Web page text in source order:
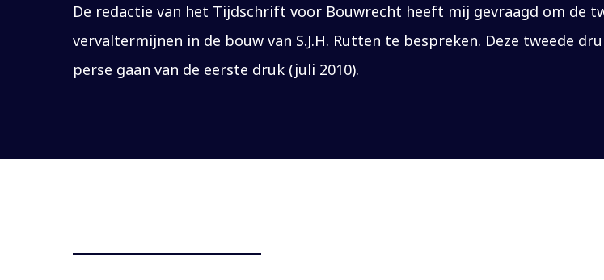
De redactie van het Tijdschrift voor Bouwrecht heeft mij gevraagd om de
vervaltermijnen in de bouw van S.J.H. Rutten te bespreken. Deze tweede
perse gaan van de eerste druk (juli 2010).